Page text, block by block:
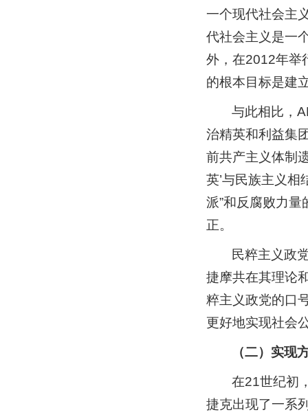
一个现代社会主
代社会主义是一
外，在2012年举
的根本目标是建
与此相比，
治精英和利益集
前共产主义体制
英’与民族主义相
派”和反腐败力
正。
民粹主义政
捷摩共在其理论
粹主义政党的口
更好地实现社会
（二）实现
在21世纪初
捷克出现了一系